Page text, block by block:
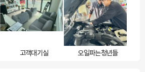
고객대기실 오일파는청년들